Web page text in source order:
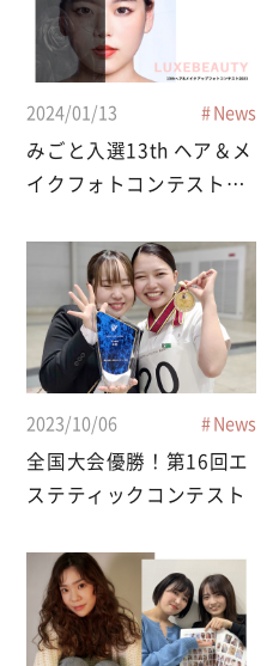
2024/01/13 News
みごと入選13th ヘア＆メ
イクフォトコンテスト
2023/10/06 News
全国大会優勝！第16回エ
ステティックコンテスト